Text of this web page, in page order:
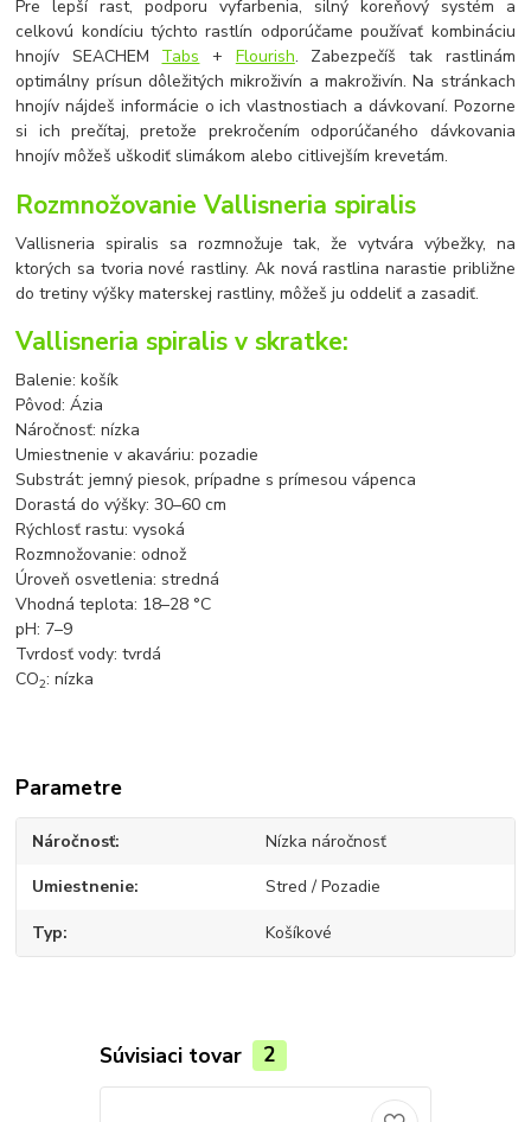
Pre lepší rast, podporu vyfarbenia, silný koreňový systém a
celkovú kondíciu týchto rastlín odporúčame používať kombináciu
hnojív SEACHEM Tabs + Flourish. Zabezpečíš tak rastlinám
optimálny prísun dôležitých mikroživín a makroživín. Na stránkach
hnojív nájdeš informácie o ich vlastnostiach a dávkovaní. Pozorne
si ich prečítaj, pretože prekročením odporúčaného dávkovania
hnojív môžeš uškodiť slimákom alebo citlivejším krevetám.
Rozmnožovanie Vallisneria spiralis
Vallisneria spiralis sa rozmnožuje tak, že vytvára výbežky, na
ktorých sa tvoria nové rastliny. Ak nová rastlina narastie približne
do tretiny výšky materskej rastliny, môžeš ju oddeliť a zasadiť.
Vallisneria spiralis v skratke:
Balenie: košík
Pôvod: Ázia
Náročnosť: nízka
Umiestnenie v akaváriu: pozadie
Substrát: jemný piesok, prípadne s prímesou vápenca
Dorastá do výšky: 30–60 cm
Rýchlosť rastu: vysoká
Rozmnožovanie: odnož
Úroveň osvetlenia: stredná
Vhodná teplota: 18–28 °C
pH: 7–9
Tvrdosť vody: tvrdá
CO2: nízka
Parametre
Náročnosť Nízka náročnosť
Umiestnenie Stred / Pozadie
Typ Košíkové
Súvisiaci tovar 2